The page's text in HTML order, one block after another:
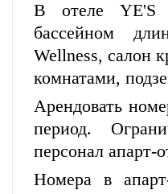
В отеле YE'S
бассейном
Wellness, салон
комнатами,
Арендовать
период.
персонал апарт-
Номера в